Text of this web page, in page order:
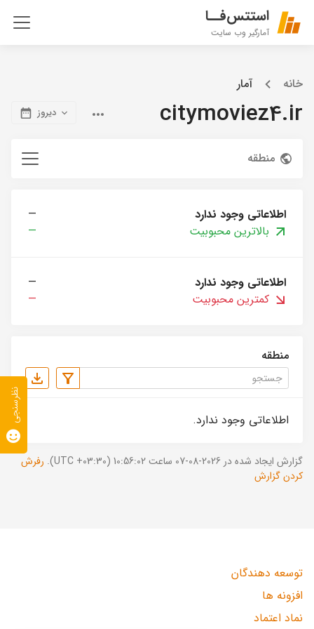
استتس‌فــا
آمارگیر وب سایت
خانه آمار
citymoviez4.ir دیروز
منطقه
اطلاعاتی وجود ندارد
—
بالاترین محبوبیت
—
اطلاعاتی وجود ندارد
—
کمترین محبوبیت
—
منطقه
اطلاعاتی وجود ندارد.
گزارش ایجاد شده در 2026-08-07 ساعت 10:56:02 (UTC +03:30).
رفرش
کردن گزارش
توسعه دهندگان
افزونه ها
نماد اعتماد
نظرسنجی